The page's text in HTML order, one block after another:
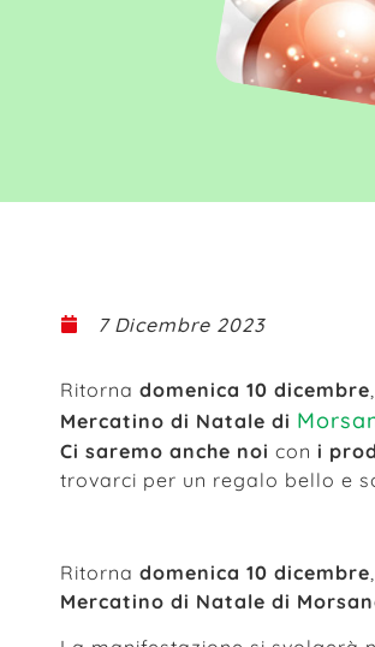
7 Dicembre 2023
Ritorna domenica 10 dicembre
Mercatino di Natale di
Ci saremo anche noi con i
trovarci per un regalo bello e
Ritorna domenica 10 dicembre
Mercatino di Natale di